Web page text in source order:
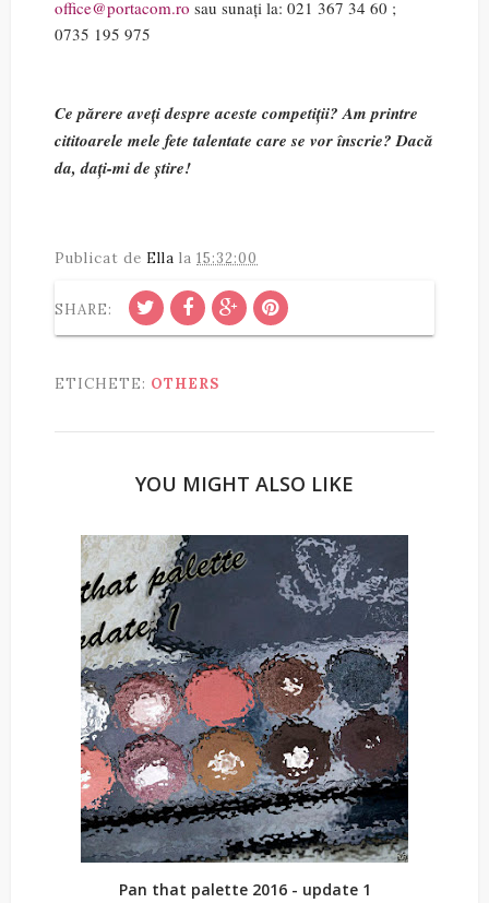
office@portacom.ro sau sunați la: 021 367 34 60 ;
0735 195 975
Ce părere aveți despre aceste competiții? Am printre
cititoarele mele fete talentate care se vor înscrie? Dacă
da, dați-mi de știre!
Publicat de Ella la 15:32:00
SHARE:
ETICHETE: OTHERS
YOU MIGHT ALSO LIKE
Pan that palette 2016 - update 1